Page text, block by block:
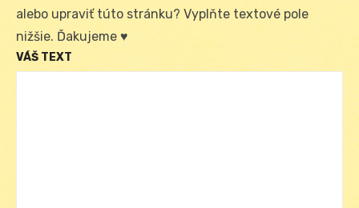
alebo upraviť túto stránku? Vyplňte textové pole
nižšie. Ďakujeme ♥
VÁŠ TEXT